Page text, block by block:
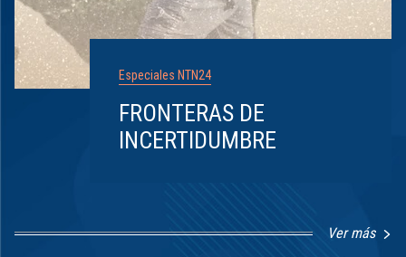
Especiales NTN24
FRONTERAS DE
INCERTIDUMBRE
Ver más